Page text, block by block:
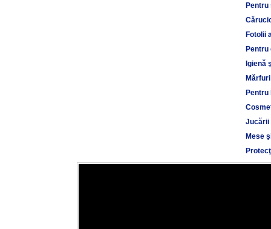
Pentru
Fotolii
Igienă
Pentru
Jucării
Mese